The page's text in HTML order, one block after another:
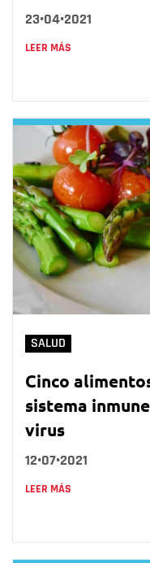
23•04•2021
LEER MÁS
SALUD
Cinco
sistema
virus
12•07•2021
LEER MÁS